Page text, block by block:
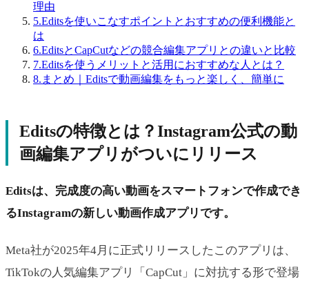
理由
5.Editsを使いこなすポイントとおすすめの便利機能と
は
6.EditsとCapCutなどの競合編集アプリとの違いと比較
7.Editsを使うメリットと活用におすすめな人とは？
8. まとめ｜Editsで動画編集をもっと楽しく、簡単に
Editsの特徴とは？Instagram公式の動
画編集アプリがついにリリース
Editsは、完成度の高い動画をスマートフォンで作成でき
るInstagramの新しい動画作成アプリです。
Meta社が2025年4月に正式リリースしたこのアプリは、
TikTokの人気編集アプリ「CapCut」に対抗する形で登場